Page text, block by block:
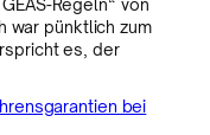
Regeln“ von
war pünktlich zum
es, der
bei